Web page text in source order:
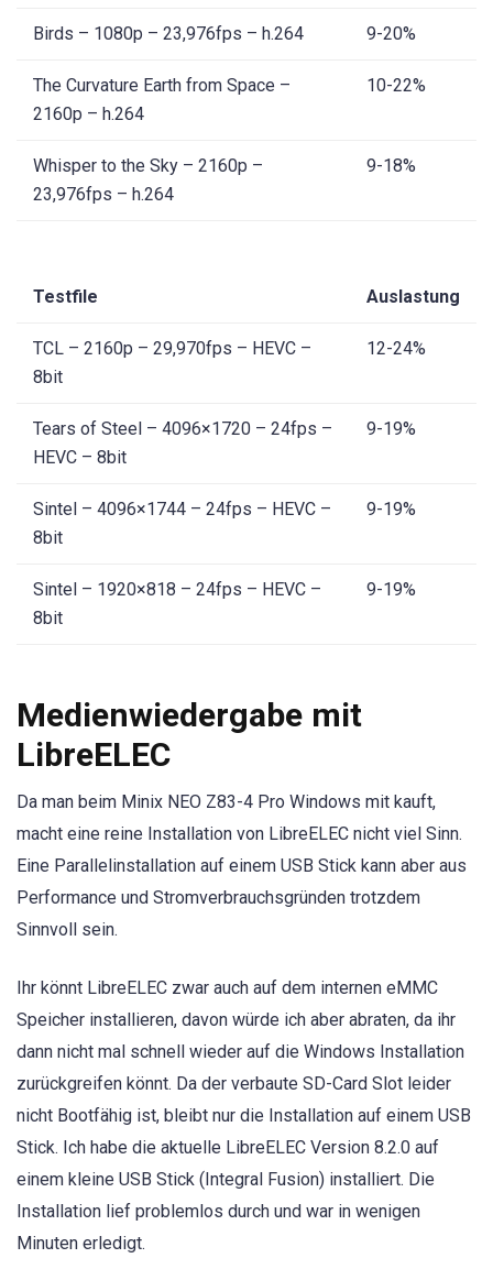
Birds – 1080p – 23,976fps – h.264 9-20%
The Curvature Earth from Space –
2160p – h.264
10-22%
Whisper to the Sky – 2160p –
23,976fps – h.264
9-18%
Testfile Auslastung
TCL – 2160p – 29,970fps – HEVC –
8bit
12-24%
Tears of Steel – 4096×1720 – 24fps –
HEVC – 8bit
9-19%
Sintel – 4096×1744 – 24fps – HEVC –
8bit
9-19%
Sintel – 1920×818 – 24fps – HEVC –
8bit
9-19%
Medienwiedergabe mit
LibreELEC
Da man beim Minix NEO Z83-4 Pro Windows mit kauft,
macht eine reine Installation von LibreELEC nicht viel Sinn.
Eine Parallelinstallation auf einem USB Stick kann aber aus
Performance und Stromverbrauchsgründen trotzdem
Sinnvoll sein.
Ihr könnt LibreELEC zwar auch auf dem internen eMMC
Speicher installieren, davon würde ich aber abraten, da ihr
dann nicht mal schnell wieder auf die Windows Installation
zurückgreifen könnt. Da der verbaute SD-Card Slot leider
nicht Bootfähig ist, bleibt nur die Installation auf einem USB
Stick. Ich habe die aktuelle LibreELEC Version 8.2.0 auf
einem kleine USB Stick (Integral Fusion) installiert. Die
Installation lief problemlos durch und war in wenigen
Minuten erledigt.